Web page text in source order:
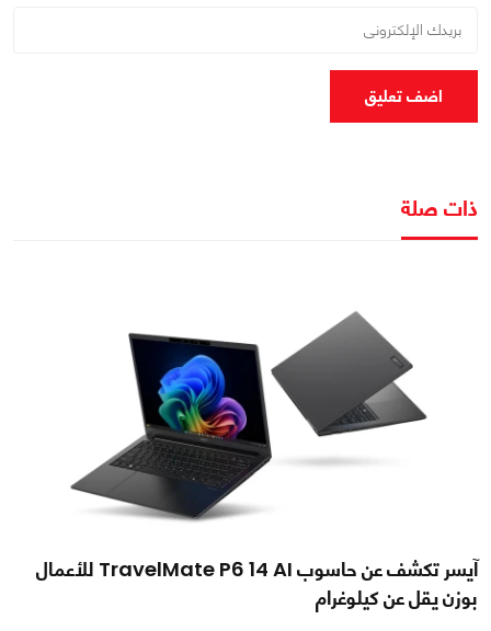
اضف تعليق
ذات صلة
آيسر تكشف عن حاسوب TravelMate P6 14 AI للأعمال
بوزن يقل عن كيلوغرام